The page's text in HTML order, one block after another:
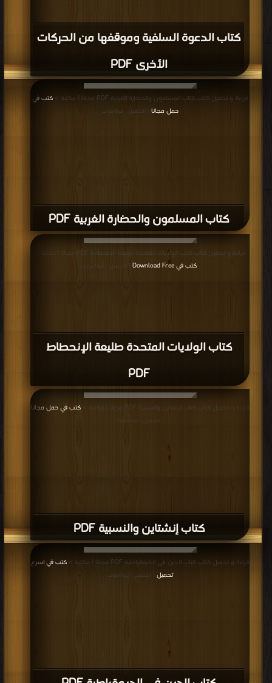
كتاب الدعوة السلفية وموقفها من الحركات
الأخرى PDF
كتاب المسلمون والحضارة الغربية PDF
قراءة و تحميل كتاب كتاب المسلمون والحضارة الغربية PDF مجانا | مكتبة >
كتب في
حمل مجانا | التحميل : مرة/مرات
كتاب الولايات المتحدة طليعة الإنحطاط
PDF
قراءة و تحميل كتاب كتاب الولايات المتحدة طليعة الإنحطاط PDF مجانا | مكتبة >
كتب في Download Free
| التحميل : مرة/مرات
كتاب إنشتاين والنسبية PDF
قراءة و تحميل كتاب كتاب إنشتاين والنسبية PDF مجانا | مكتبة > كتب في حمل مجانا
| التحميل : مرة/مرات
قراءة و تحميل كتاب كتاب الدين فى الديمقراطية PDF مجانا | مكتبة >
كتب في اسرع
تحميل
| التحميل : مرة/مرات